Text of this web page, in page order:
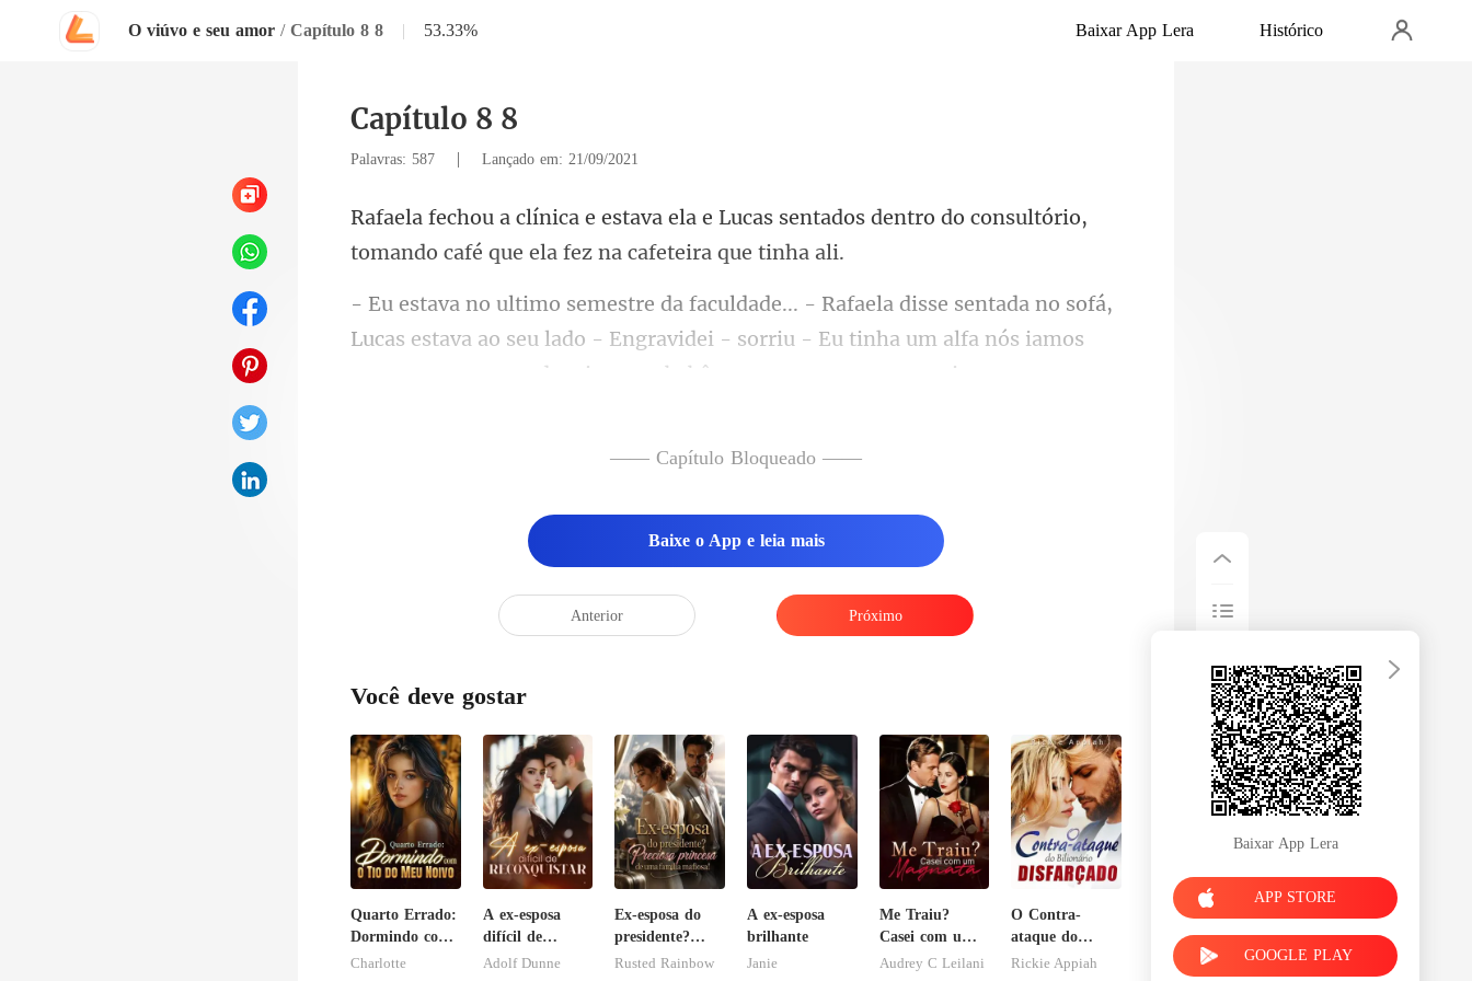
O viúvo e seu amor / Capítulo 8 8 | 53.33% Baixar App Lera Histórico
Capítulo 8 8
Palavras: 587 | Lançado em: 21/09/2021
as sentados dentro do consultório,
tomando
o sofá,
Lucas estava ao seu lado - Engravidei - sorriu - Eu tinha um alf
—— Capítulo Bloqueado ——
Baixe o App e leia mais
Anterior Próximo
Você deve gostar
Quarto Errado:
Dormindo com
o Tio do Meu
Charlotte
A ex-esposa
difícil de
reconquistar
Adolf Dunne
Ex-esposa do
presidente?
Preciosa
Rusted Rainbow
A ex-esposa
brilhante
Janie
Me Traiu?
Casei com um
Magnata
Audrey C Leilani
O Contra-
ataque do
Bilionário
Rickie Appiah
Baixar App Lera
APP STORE
GOOGLE PLAY